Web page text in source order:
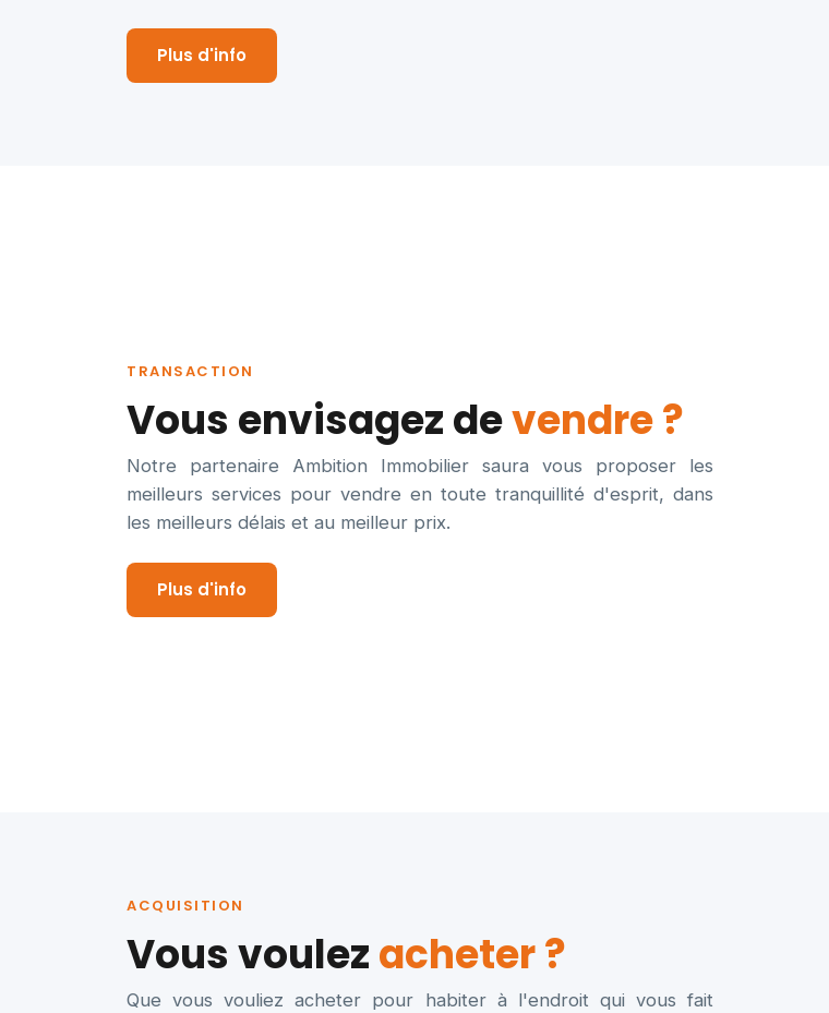
Plus d'info
TRANSACTION
Vous envisagez devendre ?
Notre partenaire Ambition Immobilier saura vous proposer les
meilleurs services pour vendre en toute tranquillité d'esprit, dans
les meilleurs délais et au meilleur prix.
Plus d'info
ACQUISITION
Vous voulezacheter ?
Que vous vouliez acheter pour habiter à l'endroit qui vous fait